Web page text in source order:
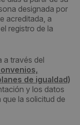
designada por
acreditada, a
registro de la
a través del
de igualdad)
y los datos
la solicitud de